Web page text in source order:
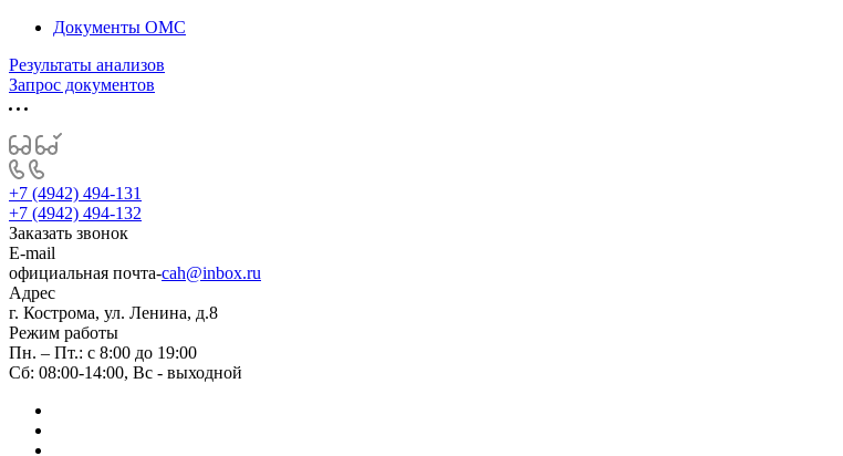
Документы ОМС
Результаты анализов
Запрос документов
+7 (4942) 494-131
+7 (4942) 494-132
Заказать звонок
E-mail
официальная почта-cah@inbox.ru
Адрес
г. Кострома, ул. Ленина, д.8
Режим работы
Пн. – Пт.: с 8:00 до 19:00
Сб: 08:00-14:00, Вс - выходной